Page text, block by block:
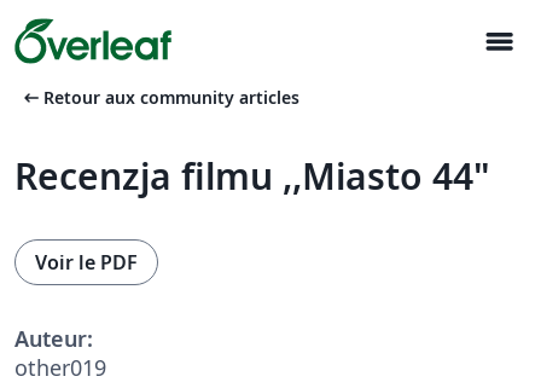
menu
arrow_left_alt Retour aux community articles
Recenzja filmu ,,Miasto 44"
Voir le PDF
Auteur:
other019